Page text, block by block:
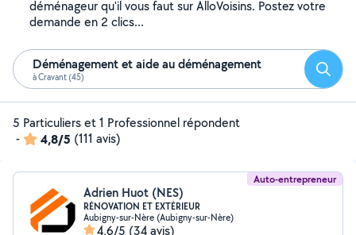
déménageur qu'il vous faut sur AlloVoisins. Postez votre
demande en 2 clics...
Déménagement et aide au déménagement
à Cravant (45)
5 Particuliers et 1 Professionnel répondent
-
4,8/5 (111 avis)
Auto-entrepreneur
Adrien Huot (NES)
RÉNOVATION ET EXTÉRIEUR
Aubigny-sur-Nère (Aubigny-sur-Nère)
4,6/5 (34 avis)